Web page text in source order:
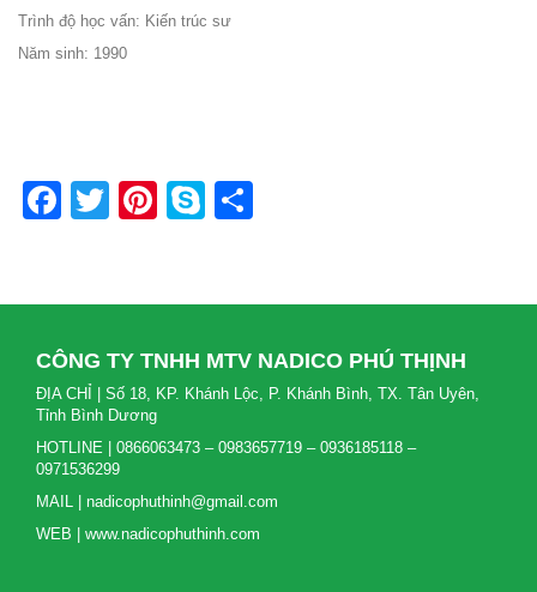
Trình độ học vấn: Kiến trúc sư
Năm sinh: 1990
Facebook
TwitterPinterest
Skype
CÔNG TY TNHH MTV NADICO PHÚ THỊNH
ĐỊA CHỈ | Số 18, KP. Khánh Lộc, P. Khánh Bình, TX. Tân Uyên,
Tỉnh Bình Dương
HOTLINE | 0866063473 – 0983657719 – 0936185118 –
0971536299
MAIL | nadicophuthinh@gmail.com
WEB | www.nadicophuthinh.com